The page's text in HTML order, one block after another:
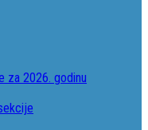
za 2026. godinu